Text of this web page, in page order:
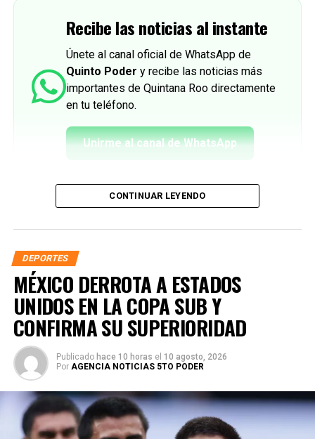
Recibe las noticias al instante
Únete al canal oficial de WhatsApp de
Quinto Poder y recibe las noticias más
importantes de Quintana Roo directamente
en tu teléfono.
Unirme al canal de WhatsApp
CONTINUAR LEYENDO
DEPORTES
MÉXICO DERROTA A ESTADOS
UNIDOS EN LA COPA SUB Y
CONFIRMA SU SUPERIORIDAD
Publicado hace 10 horas el 10 agosto, 2026
Por AGENCIA NOTICIAS 5TO PODER